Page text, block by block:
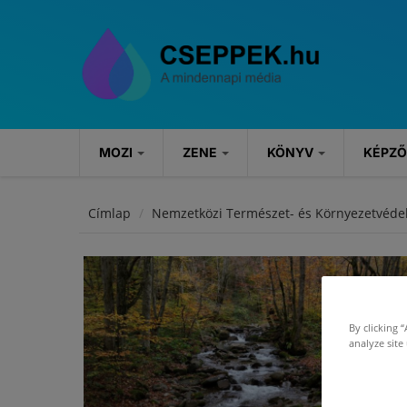
MOZI
MOZI
Hírek
Kritikák
ZENE
ZENE
Hírek
Koncertek
KÖNYV
KÖNYV
Könyvajánlók
Rendezvények
Szösszenetek
Címlap Nemzetközi Természet- és
By clicking
analyze